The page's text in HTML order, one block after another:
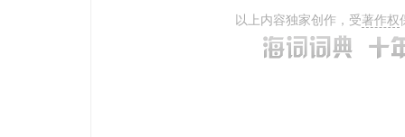
以上内容独家创作，受著作权